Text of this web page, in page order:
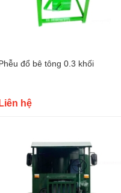
đổ bê tông 0.3 khối
hệ